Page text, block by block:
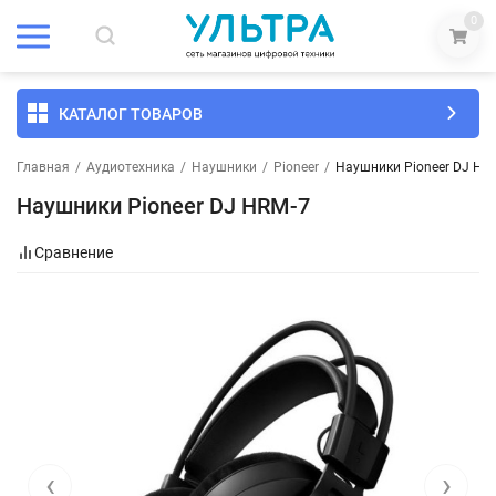
0
КАТАЛОГ ТОВАРОВ
Главная / Аудиотехника / Наушники / Pioneer / Наушники Pioneer DJ
Наушники Pioneer DJ HRM-7
Сравнение
‹ ›